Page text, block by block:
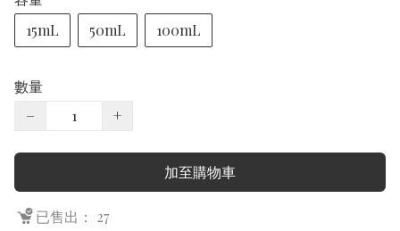
15mL
50mL 100mL
數量
−
+
加至購物車
已售出： 27